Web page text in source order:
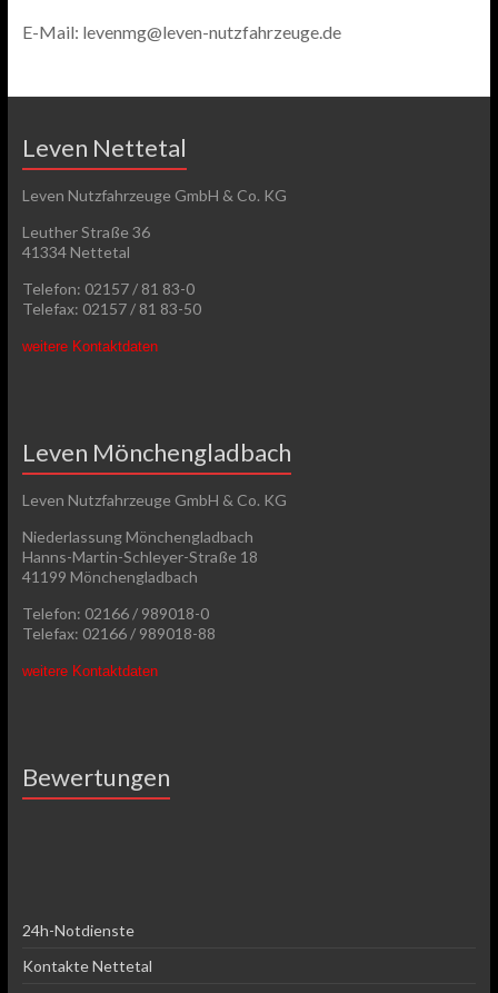
E-Mail: levenmg@leven-nutzfahrzeuge.de
Leven Nettetal
Leven Nutzfahrzeuge GmbH & Co. KG
Leuther Straße 36
41334 Nettetal
Telefon: 02157 / 81 83-0
Telefax: 02157 / 81 83-50
weitere Kontaktdaten
Leven Mönchengladbach
Leven Nutzfahrzeuge GmbH & Co. KG
Niederlassung Mönchengladbach
Hanns-Martin-Schleyer-Straße 18
41199 Mönchengladbach
Telefon: 02166 / 989018-0
Telefax: 02166 / 989018-88
weitere Kontaktdaten
Bewertungen
24h-Notdienste
Kontakte Nettetal